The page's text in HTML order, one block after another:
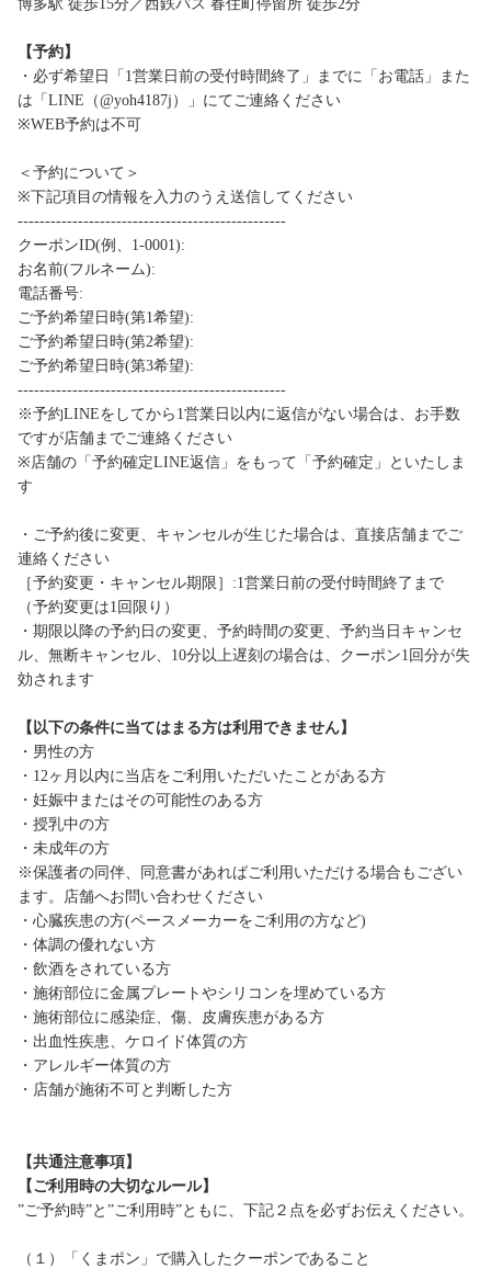
博多駅 徒歩15分／西鉄バス 春住町停留所 徒歩2分
【予約】
・必ず希望日「1営業日前の受付時間終了」までに「お電話」また
は「LINE（@yoh4187j）」にてご連絡ください
※WEB予約は不可
＜予約について＞
※下記項目の情報を入力のうえ送信してください
-------------------------------------------------
クーポンID(例、1-0001):
お名前(フルネーム):
電話番号:
ご予約希望日時(第1希望):
ご予約希望日時(第2希望):
ご予約希望日時(第3希望):
-------------------------------------------------
※予約LINEをしてから1営業日以内に返信がない場合は、お手数
ですが店舗までご連絡ください
※店舗の「予約確定LINE返信」をもって「予約確定」といたしま
す
・ご予約後に変更、キャンセルが生じた場合は、直接店舗までご
連絡ください
［予約変更・キャンセル期限］:1営業日前の受付時間終了まで
（予約変更は1回限り）
・期限以降の予約日の変更、予約時間の変更、予約当日キャンセ
ル、無断キャンセル、10分以上遅刻の場合は、クーポン1回分が失
効されます
【以下の条件に当てはまる方は利用できません】
・男性の方
・12ヶ月以内に当店をご利用いただいたことがある方
・妊娠中またはその可能性のある方
・授乳中の方
・未成年の方
※保護者の同伴、同意書があればご利用いただける場合もござい
ます。店舗へお問い合わせください
・心臓疾患の方(ペースメーカーをご利用の方など)
・体調の優れない方
・飲酒をされている方
・施術部位に金属プレートやシリコンを埋めている方
・施術部位に感染症、傷、皮膚疾患がある方
・出血性疾患、ケロイド体質の方
・アレルギー体質の方
・店舗が施術不可と判断した方
【共通注意事項】
【ご利用時の大切なルール】
”ご予約時”と”ご利用時”ともに、下記２点を必ずお伝えください。
（１）「くまポン」で購入したクーポンであること